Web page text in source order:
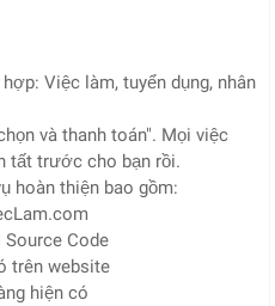
Việc làm, tuyển dụng, nhân
và thanh toán". Mọi việc
tất trước cho bạn rồi.
hoàn thiện bao gồm:
Code
trên website
hiện có